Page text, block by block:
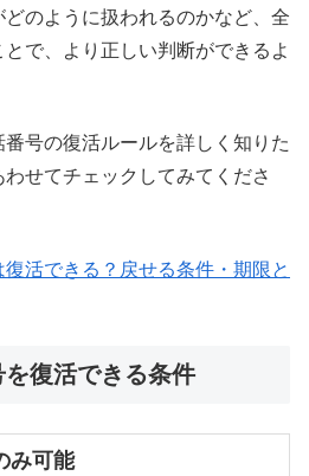
のように扱われるのかなど、全
で、より正しい判断ができるよ
番号の復活ルールを詳しく知りた
せてチェックしてみてくださ
活できる？戻せる条件・期限と
を復活できる条件
み可能